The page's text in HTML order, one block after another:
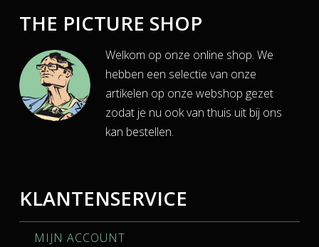
THE PICTURE SHOP
Welkom op onze online shop. We
hebben een selectie van onze
artikelen op onze webshop gezet
zodat je nu ook van thuis uit bij ons
kan bestellen.
KLANTENSERVICE
MIJN ACCOUNT